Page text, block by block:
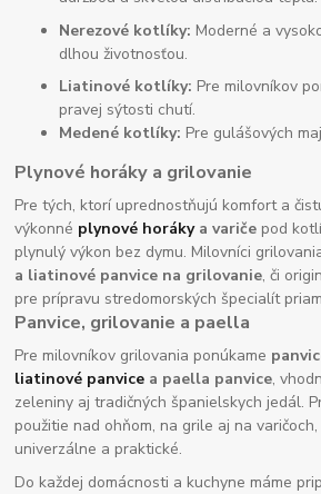
Nerezové kotlíky: Moderné a
dlhou životnosťou.
Liatinové kotlíky: Pre milovníkov
pravej sýtosti chutí.
Medené kotlíky: Pre gulášových
Plynové horáky a grilovanie
Pre tých, ktorí uprednostňujú komfort a
výkonné plynové horákya variče pod
plynulý výkon bez dymu. Milovníci
a liatinové panvice na grilovanie, či
pre prípravu stredomorských špecialít
Panvice, grilovanie a paella
Pre milovníkov grilovania ponúkame
liatinové panvice a paella panvice,
zeleniny aj tradičných španielskych jedál.
použitie nad ohňom, na grile aj na
univerzálne a praktické.
Do každej domácnosti a kuchyne máme